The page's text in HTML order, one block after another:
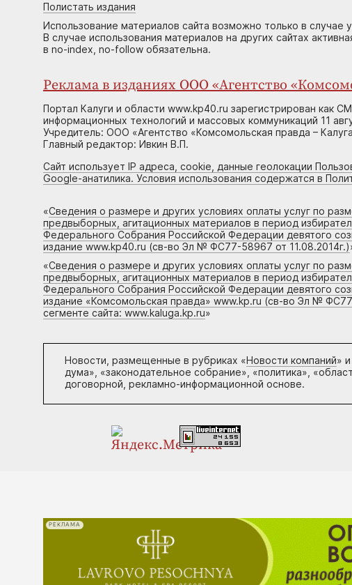
Полистать издания
Использование материалов сайта возможно только в случае
В случае использования материалов на других сайтах
в no-index, no-follow обязательна.
Реклама в изданиях ООО «Агентство
Портал Калуги и области www.kp40.ru зарегистрирован как
информационных технологий и массовых коммуникаций 11
Учредитель: ООО «Агентство «Комсомольская правда –
Главный редактор: Ивкин В.П.
Сайт использует IP адреса, cookie, данные геолокации
Google-анатилика. Условия использования содержатся в
«Сведения о размере и других условиях оплаты услуг по
предвыборных, агитационных материалов в период
Федерального Собрания Российской Федерации девятого
издание www.kp40.ru (св-во Эл № ФС77-58967 от 11.08.2014г.)
«Сведения о размере и других условиях оплаты услуг по
предвыборных, агитационных материалов в период
Федерального Собрания Российской Федерации девятого
издание «Комсомольская правда» www.kp.ru (св-во Эл №
сегменте сайта: www.kaluga.kp.ru»
Новости, размещенные в рубриках «Новости компаний»
дума», «законодательное собрание», «политика»,
договорной, рекламно-информационной основе.
РЕКЛАМА